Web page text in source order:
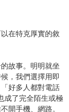
在特克厚實的敘
故事。明明就坐
，我們選擇用即
好多人都對電話
成了完全陌生或極
開手機、網路。